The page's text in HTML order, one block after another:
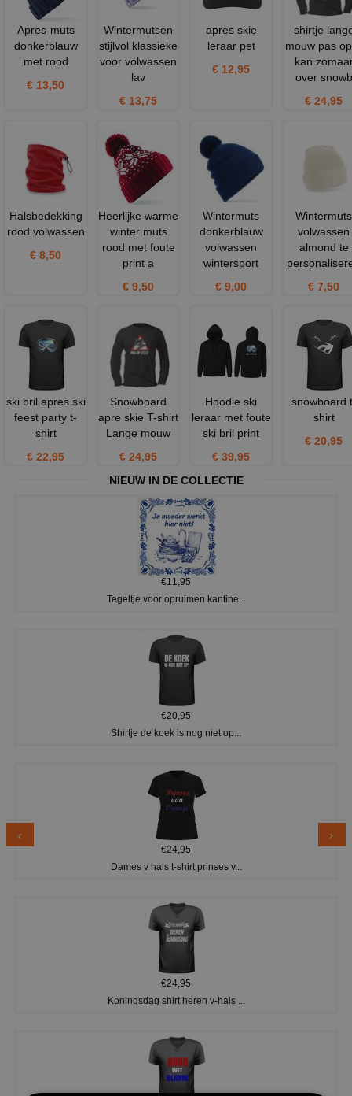
Apres-muts
donkerblauw
met rood
€ 13,50
Wintermutsen
stijlvol klassieke
voor volwassen
lav
€ 13,75
apres skie
leraar pet
€ 12,95
shirtje
mouw pas
kan
over snowb
€ 24,95
Halsbedekking
rood volwassen
€ 8,50
Heerlijke warme
winter muts
rood met foute
print a
€ 9,50
Wintermuts
donkerblauw
volwassen
wintersport
€ 9,00
Wintermuts
volwassen
almond te
€ 7,50
ski bril apres ski
feest party t-
shirt
€ 22,95
Snowboard
apre skie T-shirt
Lange mouw
€ 24,95
Hoodie ski
leraar met foute
ski bril print
€ 39,95
snowboard
shirt
€ 20,95
NIEUW IN DE COLLECTIE
€11,95
Tegeltje voor opruimen kantine...
€20,95
Shirtje de koek is nog niet op...
€24,95
Dames v hals t-shirt prinses v...
€24,95
Koningsdag shirt heren v-hals ...